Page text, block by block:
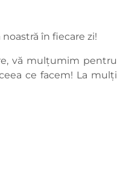
în fiecare zi!
vă mulțumim pentru
ce facem! La mulți